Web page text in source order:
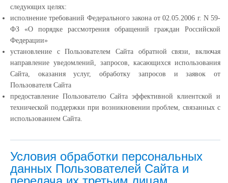
следующих целях:
исполнение требований Федерального закона от 02.05.2006 г. N 59-
ФЗ «О порядке рассмотрения обращений граждан Российской
Федерации»
установление с Пользователем Сайта обратной связи, включая
направление уведомлений, запросов, касающихся использования
Сайта, оказания услуг, обработку запросов и заявок от
Пользователя Сайта
предоставление Пользователю Сайта эффективной клиентской и
технической поддержки при возникновении проблем, связанных с
использованием Сайта.
Условия обработки персональных
данных Пользователей Сайта и